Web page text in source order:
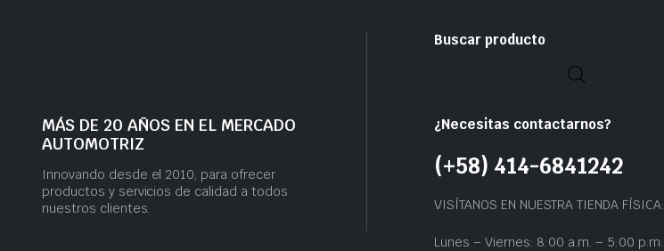
MÁS DE 20 AÑOS EN EL MERCADO
AUTOMOTRIZ
Innovando desde el 2010, para ofrecer
productos y servicios de calidad a todos
nuestros clientes.
Buscar producto
¿Necesitas contactarnos?
(+58) 414-6841242
VISÍTANOS EN NUESTRA TIENDA FÍSICA:
Lunes – Viernes: 8:00 a.m. – 5:00 p.m.